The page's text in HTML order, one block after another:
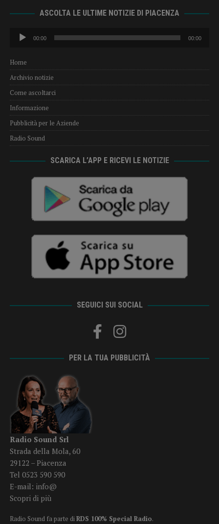
ASCOLTA LE ULTIME NOTIZIE DI PIACENZA
Audio
Player
00:00 00:00
Home
Archivio notizie
Come ascoltarci
Informazione
Pubblicità per le Aziende
Radio Sound
SCARICA L’APP E RICEVI LE NOTIZIE
SEGUICI SUI SOCIAL
PER LA TUA PUBBLICITÀ
Radio Sound Srl
Strada della Mola, 60
29122 – Piacenza
Tel 0523 590 590
E-mail: info@
Scopri di più
Radio Sound fa parte diRDS 100% Special Radio.